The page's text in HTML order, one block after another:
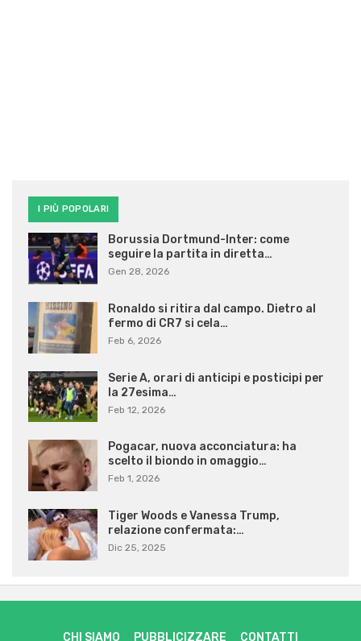
I PIÙ POPOLARI
Borussia Dortmund-Inter: come
seguire la partita in diretta…
Gen 28, 2026
Ronaldo si ritira dal campo. Dietro al
fermo di CR7 si cela…
Feb 6, 2026
Serie A, orari di anticipi e posticipi per
la 27esima…
Feb 12, 2026
Pogacar, nuova acconciatura: ha
scelto il biondo in omaggio…
Feb 1, 2026
Tiger Woods e Vanessa Trump,
relazione confermata:…
Dic 25, 2025
CHI SIAMO PUBBLICIZZARE CONTATTI